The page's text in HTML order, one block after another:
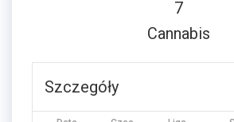
7
Cannabis
Szczegóły